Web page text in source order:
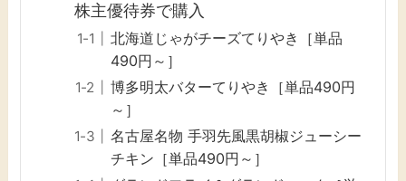
株主優待券で購入
北海道じゃがチーズてりやき［単品
490円～］
博多明太バターてりやき［単品490円
～］
名古屋名物 手羽先風黒胡椒ジューシー
チキン［単品490円～］